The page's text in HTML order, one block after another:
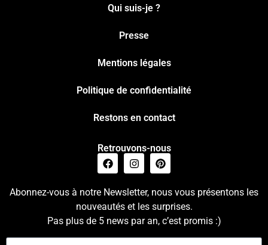
Qui suis-je ?
Presse
Mentions légales
Politique de confidentialité
Restons en contact
Retrouvons-nous
Abonnez-vous à notre Newsletter, nous vous présentons les
nouveautés et les surprises.
Pas plus de 5 news par an, c’est promis :)